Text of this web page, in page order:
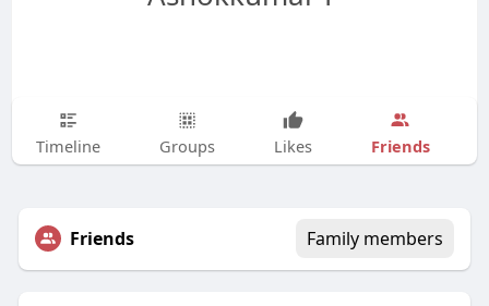
Timeline Groups Likes Friends
Friends Family members